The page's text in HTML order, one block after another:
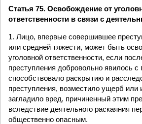
Статья 75. Освобождение от
ответственности в связи с
1. Лицо, впервые совершившее
или средней тяжести, может быть
уголовной ответственности, если
преступления добровольно явилось с
способствовало раскрытию и
преступления, возместило ущерб
загладило вред, причиненный этим
вследствие деятельного раскаяния
общественно опасным.